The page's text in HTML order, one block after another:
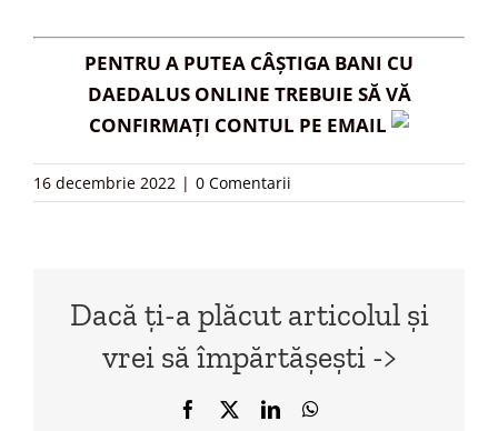
PENTRU A PUTEA CÂȘTIGA BANI CU
DAEDALUS ONLINE TREBUIE SĂ VĂ
CONFIRMAȚI CONTUL PE EMAIL
16 decembrie 2022 | 0 Comentarii
Dacă ți-a plăcut articolul și
vrei să împărtășești ->
Facebook LinkedInWhatsApp